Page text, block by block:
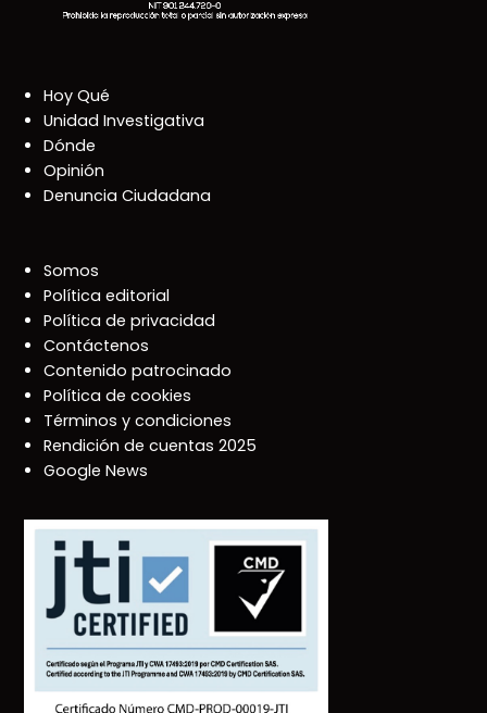
Hoy Qué
Unidad Investigativa
Dónde
Opinión
Denuncia Ciudadana
Somos
Política editorial
Política de privacidad
Contáctenos
Contenido patrocinado
Política de cookies
Términos y condiciones
Rendición de cuentas 2025
Google News